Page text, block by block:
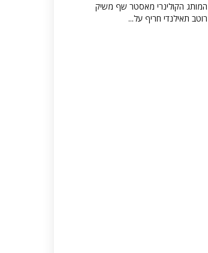
המותג הקולינרי מאסטר שף משיק
רוטב תאילנדי חריף על...